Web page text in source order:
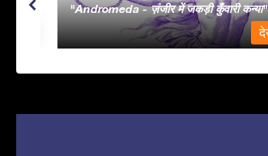
Andromeda - ज़ंजीर में जकड़ी कुँवारी कन्या